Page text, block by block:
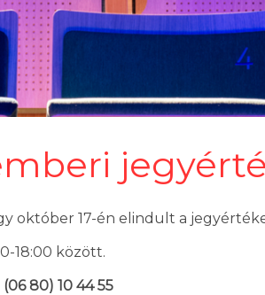
október 17-én elindult a
18:00 között.
(06 80) 10 44 55